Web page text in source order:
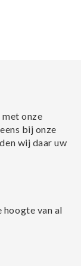
onze
bij onze
wij daar uw
hoogte van al